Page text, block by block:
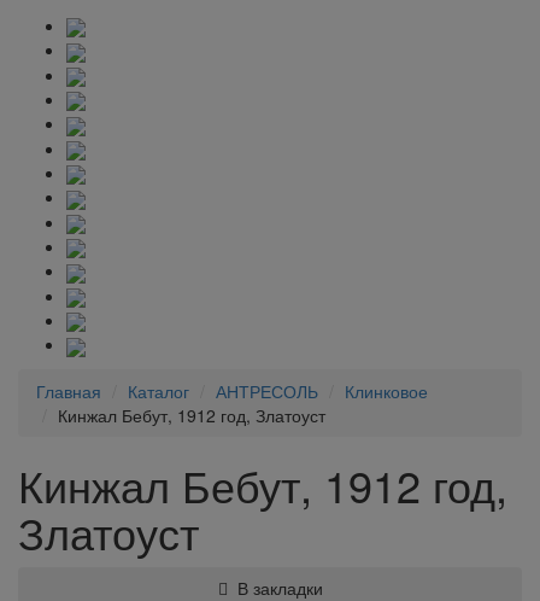
Главная Каталог АНТРЕСОЛЬ
Клинковое
Кинжал Бебут, 1912 год, Златоуст
Кинжал Бебут, 1912 год,
Златоуст
В закладки